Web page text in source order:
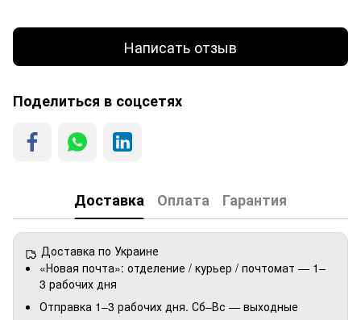
Написать отзыв
Поделиться в соцсетях
Доставка Оплата Гарантия
Доставка по Украине
«Новая почта»: отделение / курьер / почтомат — 1–
3 рабочих дня
Отправка 1–3 рабочих дня. Сб–Вс — выходные